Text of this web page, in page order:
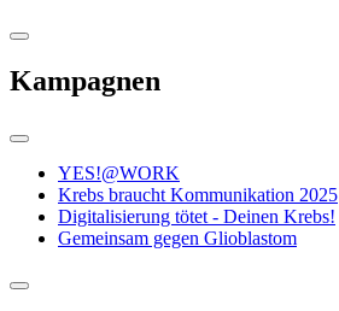
Kampagnen
YES!@WORK
Krebs braucht Kommunikation 2025
Digitalisierung tötet - Deinen Krebs!
Gemeinsam gegen Glioblastom